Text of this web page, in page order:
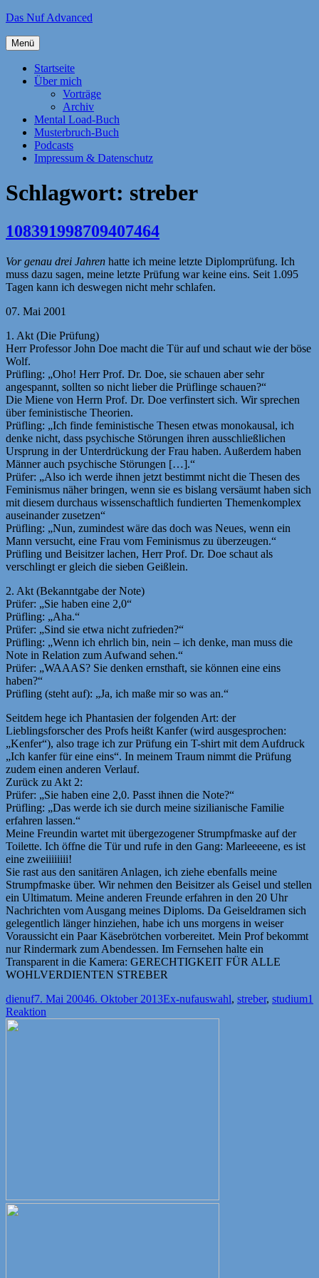
Zum
springen
Das Nuf Advanced
Menü
Startseite
Über mich
Vorträge
Archiv
Mental Load-Buch
Musterbruch-Buch
Podcasts
Impressum & Datenschutz
Schlagwort: streber
108391998709407464
Vor genau drei Jahren hatte ich meine letzte Diplomprüfung. Ich
muss dazu sagen, meine letzte Prüfung war keine eins. Seit 1.095
Tagen kann ich deswegen nicht mehr schlafen.
07. Mai 2001
1. Akt (Die Prüfung)
Herr Professor John Doe macht die Tür auf und schaut wie der böse
Wolf.
Prüfling: „Oho! Herr Prof. Dr. Doe, sie schauen aber sehr
angespannt, sollten so nicht lieber die Prüflinge schauen?“
Die Miene von Herrn Prof. Dr. Doe verfinstert sich. Wir sprechen
über feministische Theorien.
Prüfling: „Ich finde feministische Thesen etwas monokausal, ich
denke nicht, dass psychische Störungen ihren ausschließlichen
Ursprung in der Unterdrückung der Frau haben. Außerdem haben
Männer auch psychische Störungen […].“
Prüfer: „Also ich werde ihnen jetzt bestimmt nicht die Thesen des
Feminismus näher bringen, wenn sie es bislang versäumt haben sich
mit diesem durchaus wissenschaftlich fundierten Themenkomplex
auseinander zusetzen“
Prüfling: „Nun, zumindest wäre das doch was Neues, wenn ein
Mann versucht, eine Frau vom Feminismus zu überzeugen.“
Prüfling und Beisitzer lachen, Herr Prof. Dr. Doe schaut als
verschlingt er gleich die sieben Geißlein.
2. Akt (Bekanntgabe der Note)
Prüfer: „Sie haben eine 2,0“
Prüfling: „Aha.“
Prüfer: „Sind sie etwa nicht zufrieden?“
Prüfling: „Wenn ich ehrlich bin, nein – ich denke, man muss die
Note in Relation zum Aufwand sehen.“
Prüfer: „WAAAS? Sie denken ernsthaft, sie können eine eins
haben?“
Prüfling (steht auf): „Ja, ich maße mir so was an.“
Seitdem hege ich Phantasien der folgenden Art: der
Lieblingsforscher des Profs heißt Kanfer (wird ausgesprochen:
„Kenfer“), also trage ich zur Prüfung ein T-shirt mit dem Aufdruck
„Ich kanfer für eine eins“. In meinem Traum nimmt die Prüfung
zudem einen anderen Verlauf.
Zurück zu Akt 2:
Prüfer: „Sie haben eine 2,0. Passt ihnen die Note?“
Prüfling: „Das werde ich sie durch meine sizilianische Familie
erfahren lassen.“
Meine Freundin wartet mit übergezogener Strumpfmaske auf der
Toilette. Ich öffne die Tür und rufe in den Gang: Marleeeene, es ist
eine zweiiiiiiii!
Sie rast aus den sanitären Anlagen, ich ziehe ebenfalls meine
Strumpfmaske über. Wir nehmen den Beisitzer als Geisel und stellen
ein Ultimatum. Meine anderen Freunde erfahren in den 20 Uhr
Nachrichten vom Ausgang meines Diploms. Da Geiseldramen sich
gelegentlich länger hinziehen, habe ich uns morgens in weiser
Voraussicht ein Paar Käsebrötchen vorbereitet. Mein Prof bekommt
nur Rindermark zum Abendessen. Im Fernsehen halte ein
Transparent in die Kamera: GERECHTIGKEIT FÜR ALLE
WOHLVERDIENTEN STREBER
Autor
dienufVeröffentlicht
am
7. Mai 20046. Oktober 2013Kategorien
Ex-nufSchlagwörter
auswahl, streber, studium1
Reaktion